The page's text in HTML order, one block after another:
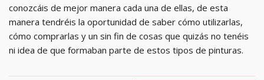
conozcáis de mejor manera cada una de ellas, de esta
manera tendréis la oportunidad de saber cómo utilizarlas,
cómo comprarlas y un sin fin de cosas que quizás no tenéis
ni idea de que formaban parte de estos tipos de pinturas.